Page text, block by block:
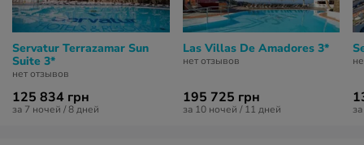
Servatur Terrazamar Sun
Suite 3*
нет отзывов
125 834 грн
за 7 ночей / 8 дней
Las Villas De Amadores 3*
нет отзывов
195 725 грн
за 10 ночей / 11 дней